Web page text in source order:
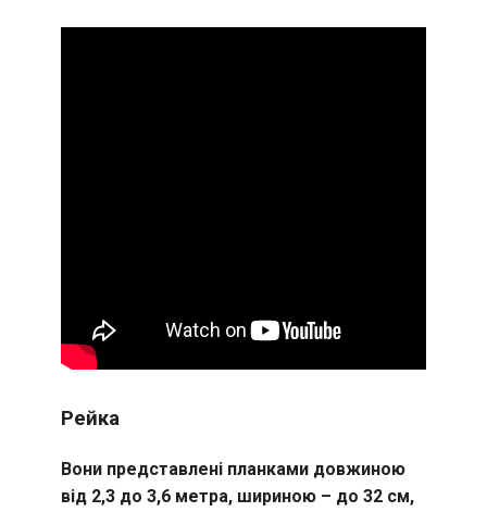
Рейка
Вони представлені планками довжиною
від 2,3 до 3,6 метра, шириною – до 32 см,